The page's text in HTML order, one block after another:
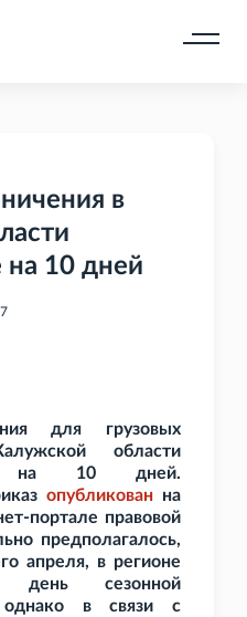
в
10 дней
для грузовых
области
на 10 дней.
опубликован на
портале правовой
предполагалось,
апреля, в регионе
день сезонной
однако в связи с